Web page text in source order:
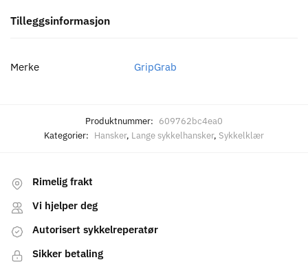
Tilleggsinformasjon
Merke GripGrab
Produktnummer: 609762bc4ea0
Kategorier: Hansker, Lange sykkelhansker, Sykkelklær
Rimelig frakt
Vi hjelper deg
Autorisert sykkelreperatør
Sikker betaling